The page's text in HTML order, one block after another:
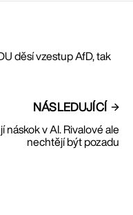
děsí vzestup AfD, tak
NÁSLEDUJÍCÍ
v AI. Rivalové ale
nechtějí být pozadu